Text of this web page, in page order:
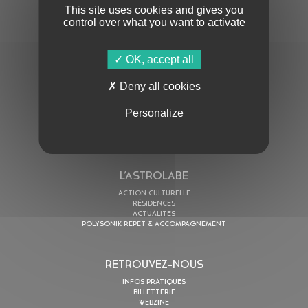
En cochant cette case, j’accepte laPolitique de confidentialité
AU PROGRAMME
L’ASTROLABE
ACTION CULTURELLE
RÉSIDENCES
ACTUALITÉS
POLYSONIK REPET & ACCOMPAGNEMENT
RETROUVEZ-NOUS
INFOS PRATIQUES
BILLETTERIE
WEBZINE
This site uses cookies and gives you
control over what you want to activate
OK, accept all
Deny all cookies
Personalize